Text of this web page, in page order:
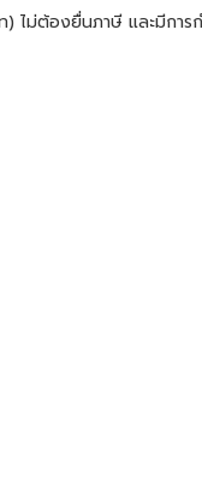
) ไม่ต้องยื่นภาษี และมีกา